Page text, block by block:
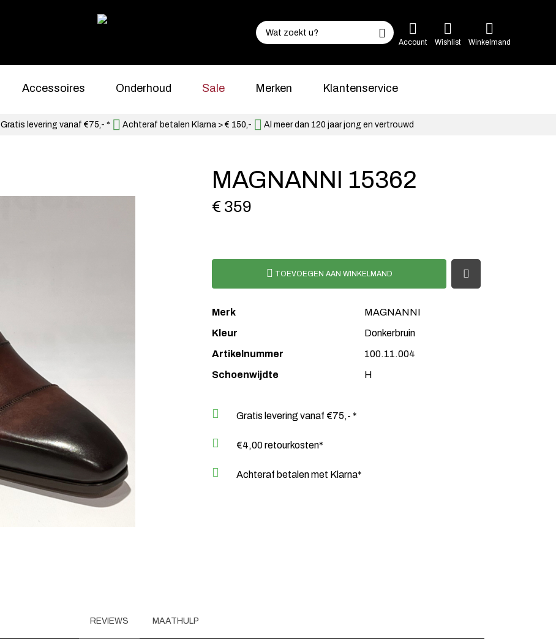
Account Wishlist Winkelmand
Accessoires Onderhoud Sale Merken Klantenservice
Gratis levering vanaf €75,- * Achteraf betalen Klarna > € 150,- Al meer dan 120 jaar jong en vertrouwd
MAGNANNI 15362
€ 359
TOEVOEGEN AAN WINKELMAND
Merk
MAGNANNI
Kleur
Donkerbruin
Artikelnummer
100.11.004
Schoenwijdte
H
Gratis levering vanaf €75,- *
€4,00 retourkosten*
Achteraf betalen met Klarna*
REVIEWS MAATHULP